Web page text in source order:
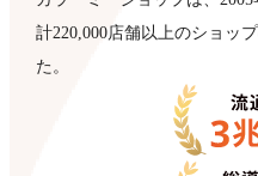
計220,000店舗以上のショッ
た。